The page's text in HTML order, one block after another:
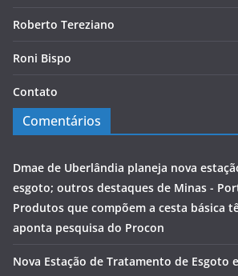
Roberto Tereziano
Roni Bispo
Contato
Comentários
Dmae de Uberlândia planeja nova
esgoto; outros destaques de Minas -
Produtos que compõem a cesta básica
aponta pesquisa do Procon
Nova Estação de Tratamento de Esgoto